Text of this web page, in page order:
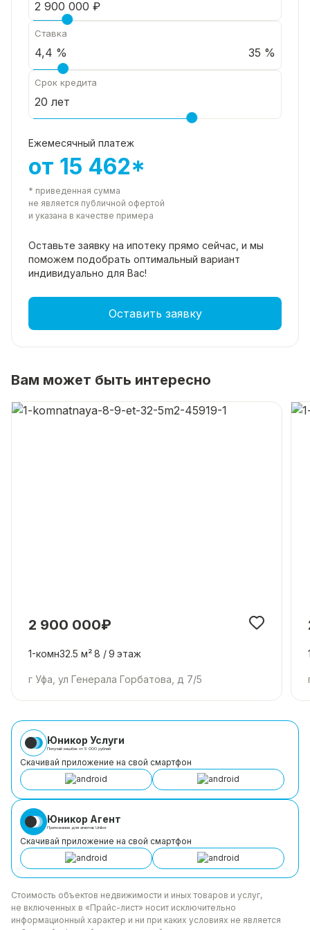
Ставка
35 %
Срок кредита
Ежемесячный платеж
от 15 462*
* приведенная сумма
не является публичной офертой
и указана в качестве примера
Оставьте заявку на ипотеку прямо сейчас, и мы
поможем подобрать оптимальный вариант
индивидуально для Вас!
Оставить заявку
Вам может быть интересно
2 900 000₽
1-комн32.5 м²8 /9 этаж
г Уфа, ул Генерала Горбатова, д 7/5
Юникор Услуги
Получай кешбэк от 5 000 рублей
Скачивай приложение на свой смартфон
Юникор Агент
Приложение для агентов Unikor
Скачивай приложение на свой смартфон
Стоимость объектов недвижимости и иных товаров и услуг,
не включенных в «Прайс-лист» носит исключительно
информационный характер и ни при каких условиях не является